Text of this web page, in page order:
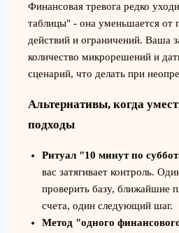
Финансовая тревога редко
таблицы" - она уменьшается от
действий и ограничений. Ваша
количество микрорешений и
сценарий, что делать при
Альтернативы, когда
подходы
Ритуал "10 минут по
вас затягивает контроль.
проверить базу, ближайшие
счета, один следующий шаг.
Метод "одного